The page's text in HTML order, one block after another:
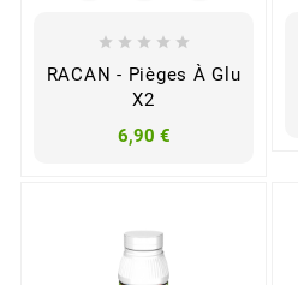
    
RACAN - Pièges À Glu
X2
6,90 €